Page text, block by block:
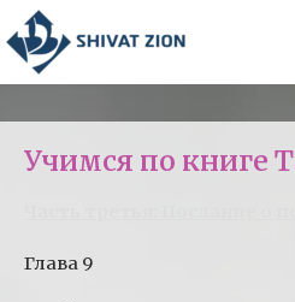
Учимся по книге
Глава 9